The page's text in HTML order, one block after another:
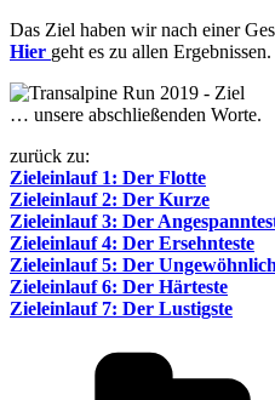
Das Ziel haben wir nach einer
Hier geht es zu allen Ergebnissen.
… unsere abschließenden Worte.
zurück zu:
Zieleinlauf 1: Der Flotte
Zieleinlauf 2: Der Kurze
Zieleinlauf 3: Der
Zieleinlauf 4: Der Ersehnteste
Zieleinlauf 5: Der
Zieleinlauf 6: Der Härteste
Zieleinlauf 7: Der Lustigste